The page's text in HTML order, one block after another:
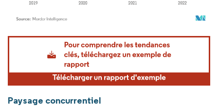
Image © Mordor Intelligence. La réutilisation nécessite une attribution sous CC BY
Paysage concurrentiel